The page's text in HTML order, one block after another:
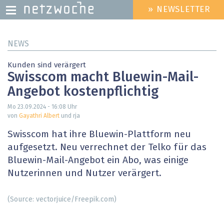
zum
HEADER
MENU
» NEWSLETTER
NEWS
Kunden sind verärgert
Swisscom macht Bluewin-Mail-
Angebot kostenpflichtig
Mo 23.09.2024 - 16:08 Uhr
von Gayathri Albert und rja
Swisscom hat ihre Bluewin-Plattform neu
aufgesetzt. Neu verrechnet der Telko für das
Bluewin-Mail-Angebot ein Abo, was einige
Nutzerinnen und Nutzer verärgert.
(Source: vectorjuice/Freepik.com)